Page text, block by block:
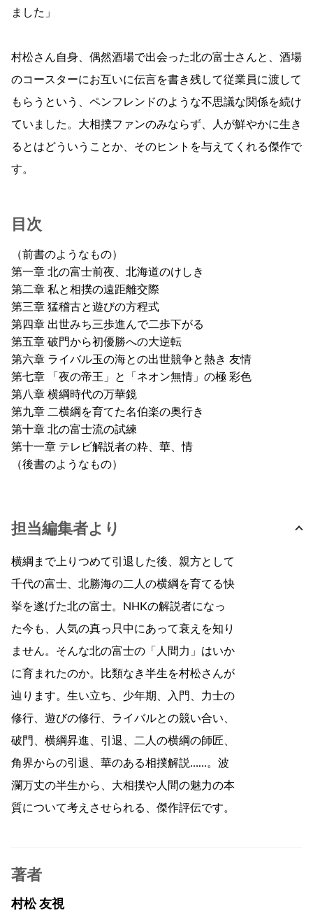
ました」
村松さん自身、偶然酒場で出会った北の富士さんと、酒場
のコースターにお互いに伝言を書き残して従業員に渡して
もらうという、ペンフレンドのような不思議な関係を続け
ていました。大相撲ファンのみならず、人が鮮やかに生き
るとはどういうことか、そのヒントを与えてくれる傑作で
す。
目次
（前書のようなもの）
第一章 北の富士前夜、北海道のけしき
第二章 私と相撲の遠距離交際
第三章 猛稽古と遊びの方程式
第四章 出世みち三歩進んで二歩下がる
第五章 破門から初優勝への大逆転
第六章 ライバル玉の海との出世競争と熱き 友情
第七章 「夜の帝王」と「ネオン無情」の極 彩色
第八章 横綱時代の万華鏡
第九章 二横綱を育てた名伯楽の奥行き
第十章 北の富士流の試練
第十一章 テレビ解説者の粋、華、情
（後書のようなもの）
担当編集者より
横綱まで上りつめて引退した後、親方として
千代の富士、北勝海の二人の横綱を育てる快
挙を遂げた北の富士。NHKの解説者になっ
た今も、人気の真っ只中にあって衰えを知り
ません。そんな北の富士の「人間力」はいか
に育まれたのか。比類なき半生を村松さんが
辿ります。生い立ち、少年期、入門、力士の
修行、遊びの修行、ライバルとの競い合い、
破門、横綱昇進、引退、二人の横綱の師匠、
角界からの引退、華のある相撲解説……。波
瀾万丈の半生から、大相撲や人間の魅力の本
質について考えさせられる、傑作評伝です。
著者
村松 友視